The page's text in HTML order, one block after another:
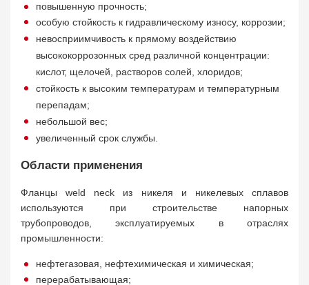
повышенную прочность;
особую стойкость к гидравлическому износу, коррозии;
невосприимчивость к прямому воздействию
высококоррозонных сред различной концентрации:
кислот, щелочей, растворов солей, хлоридов;
стойкость к высоким температурам и температурным
перепадам;
небольшой вес;
увеличенный срок службы.
Области применения
Фланцы weld neck из никеля и никелевых сплавов
используются при строительстве напорных
трубопроводов, эксплуатируемых в отраслях
промышленности:
нефтегазовая, нефтехимическая и химическая;
перерабатывающая;